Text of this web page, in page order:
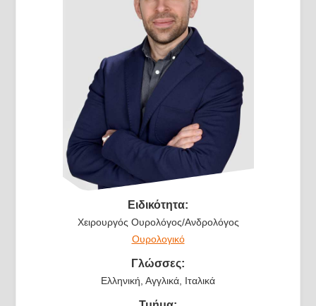
Ειδικότητα:
Χειρουργός Ουρολόγος/Ανδρολόγος
Ουρολογικό
Γλώσσες:
Ελληνική, Αγγλικά, Ιταλικά